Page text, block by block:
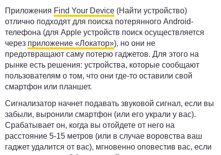
Приложения Find Your Device (Найти устройство)
отлично подходят для поиска потерянного Android-
телефона (для Apple устройств поиск осуществляется
через приложение «Локатор»), но они не
предотвращают саму потерю гаджетов. Для этого на
рынке есть решения: устройства, которые сообщают
пользователям о том, что они где-то оставили свой
смартфон или планшет.
Сигнализатор начнет подавать звуковой сигнал, если вы
забыли, выронили смартфон (или его украли у вас).
Срабатывает он, когда вы отойдете от него на
расстояние 5-15 метров (или в случае воровства ваш
гаджет удалится от вас), мгновенно оповестив вас, если